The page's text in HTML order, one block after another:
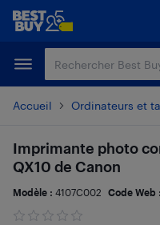
Passer
principal
Passer
Accueil Ordinateurs et
Imprimante photo
QX10 de Canon
Modèle : 4107C002 Code Web :